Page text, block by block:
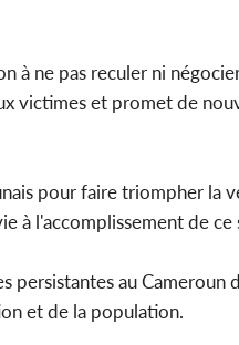
à ne pas reculer ni
victimes et promet de
pour faire triompher la
à l'accomplissement de
au
et de la population.